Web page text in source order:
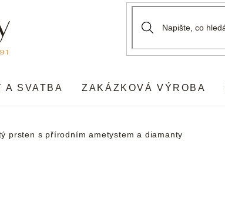
A SVATBA ZAKÁZKOVÁ VÝROBA
prsten s přírodním ametystem a diamanty